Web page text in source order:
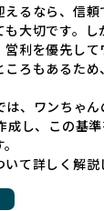
っていない
移動のストレ
うな環境は、
ンちゃんにと
はペ
ともに、ペ
リーダーの掲
いい理由の詳
るなら、信
大切です。
営利を優先し
ろもあるため
、ワンちゃん
成し、この基
て詳しく解説